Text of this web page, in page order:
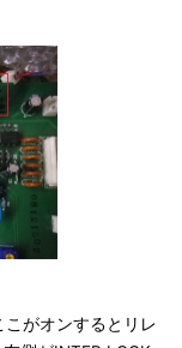
こがオンするとリレ